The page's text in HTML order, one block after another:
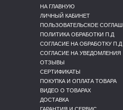
НА ГЛАВНУЮ
ЛИЧНЫЙ КАБИНЕТ
ПОЛЬЗОВАТЕЛЬСКОЕ
ПОЛИТИКА ОБРАБОТКИ П.Д
СОГЛАСИЕ НА ОБРАБОТКУ П.Д
СОГЛАСИЕ НА УВЕДОМЛЕНИЯ
ОТЗЫВЫ
СЕРТИФИКАТЫ
ПОКУПКА И ОПЛАТА ТОВАРА
ВИДЕО О ТОВАРАХ
ДОСТАВКА